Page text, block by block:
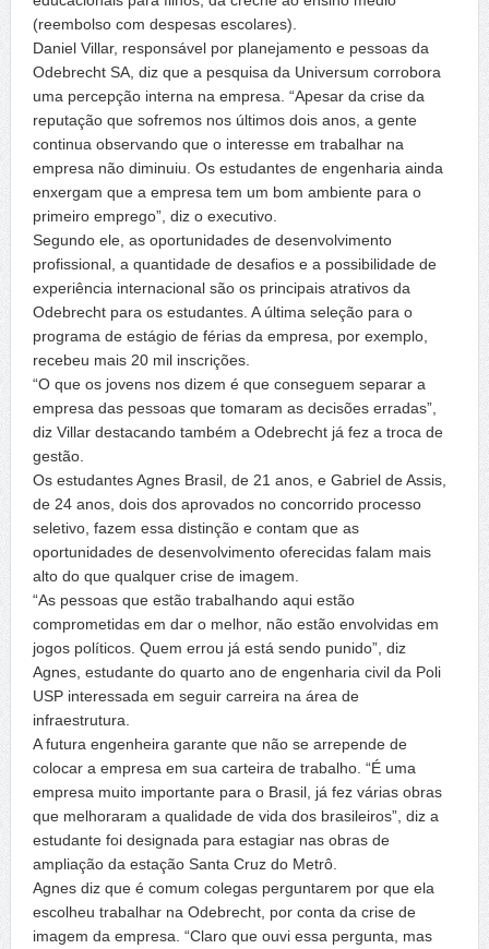
(reembolso com despesas escolares).
Daniel Villar, responsável por planejamento e pessoas da
Odebrecht SA, diz que a pesquisa da Universum corrobora
uma percepção interna na empresa. “Apesar da crise da
reputação que sofremos nos últimos dois anos, a gente
continua observando que o interesse em trabalhar na
empresa não diminuiu. Os estudantes de engenharia ainda
enxergam que a empresa tem um bom ambiente para o
primeiro emprego”, diz o executivo.
Segundo ele, as oportunidades de desenvolvimento
profissional, a quantidade de desafios e a possibilidade de
experiência internacional são os principais atrativos da
Odebrecht para os estudantes. A última seleção para o
programa de estágio de férias da empresa, por exemplo,
recebeu mais 20 mil inscrições.
“O que os jovens nos dizem é que conseguem separar a
empresa das pessoas que tomaram as decisões erradas”,
diz Villar destacando também a Odebrecht já fez a troca de
gestão.
Os estudantes Agnes Brasil, de 21 anos, e Gabriel de Assis,
de 24 anos, dois dos aprovados no concorrido processo
seletivo, fazem essa distinção e contam que as
oportunidades de desenvolvimento oferecidas falam mais
alto do que qualquer crise de imagem.
“As pessoas que estão trabalhando aqui estão
comprometidas em dar o melhor, não estão envolvidas em
jogos políticos. Quem errou já está sendo punido”, diz
Agnes, estudante do quarto ano de engenharia civil da Poli
USP interessada em seguir carreira na área de
infraestrutura.
A futura engenheira garante que não se arrepende de
colocar a empresa em sua carteira de trabalho. “É uma
empresa muito importante para o Brasil, já fez várias obras
que melhoraram a qualidade de vida dos brasileiros”, diz a
estudante foi designada para estagiar nas obras de
ampliação da estação Santa Cruz do Metrô.
Agnes diz que é comum colegas perguntarem por que ela
escolheu trabalhar na Odebrecht, por conta da crise de
imagem da empresa. “Claro que ouvi essa pergunta, mas